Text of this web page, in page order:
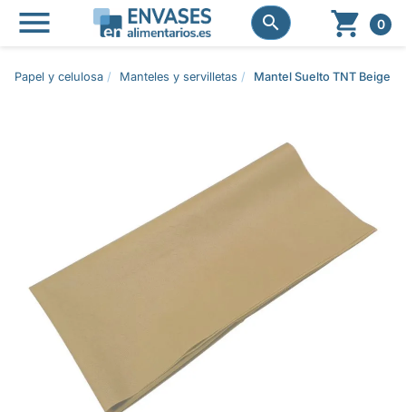
 
  0
Papel y celulosa Manteles y servilletas Mantel Suelto TNT Beige